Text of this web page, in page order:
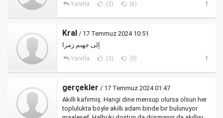
Yanıtla (2) (6)
Kral / 17 Temmuz 2024 10:51
إلى جهنم زمرا
Yanıtla (3) (0)
gerçekler / 17 Temmuz 2024 01:47
Akıllı kafirmiş. Hangi dine mensup olursa olsun her
toplulukta böyle akıllı adam binde bir bulunuyor